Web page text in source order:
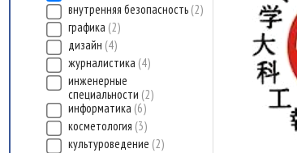
внутренняя безопасность 2
графика 2
дизайн 4
журналистика 4
инженерные
специальности 2
информатика 6
косметология 3
культуроведение 2